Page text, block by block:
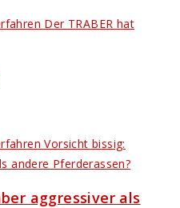
aggressiver als